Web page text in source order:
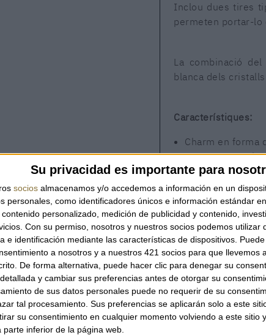
Su privacidad es importante para
socios almacenamos y/o accedemos a información en un
personales, como identificadores únicos e información estándar
personalizado, medición de publicidad y contenido,
Con su permiso, nosotros y nuestros socios podemos utilizar
e identificación mediante las características de dispositivos.
a nosotros y a nuestros 421 socios para que llevemos
De forma alternativa, puede hacer clic para denegar su
y cambiar sus preferencias antes de otorgar su
de sus datos personales puede no requerir de su
tal procesamiento. Sus preferencias se aplicarán solo a este
su consentimiento en cualquier momento volviendo a este sitio
parte inferior de la página web.
Inclou dues tires
permeten portar-lo
La combinació
blanca dels
Característiques:
Charm en forma
Tancament amb
Mosquetó
Abalori decoratiu
Dues cadenes
Es pot portar
Combinació de
Un accessori
un toc divertit i